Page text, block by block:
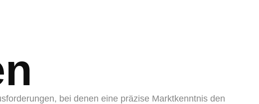
bei denen eine präzise Marktkenntnis den